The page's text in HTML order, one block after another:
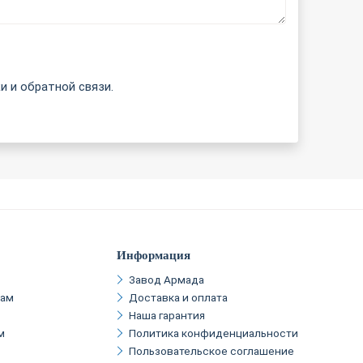
и обратной связи.
Информация
Завод Армада
Доставка и оплата
Наша гарантия
Политика конфиденциальности
Пользовательское соглашение